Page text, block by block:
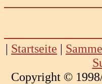
| Startseite |
Copyright ©